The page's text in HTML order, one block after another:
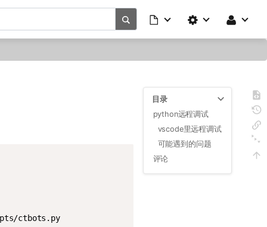
目录
python远程调试
vscode里远程调试
可能遇到的问题
评论
ctbots.py